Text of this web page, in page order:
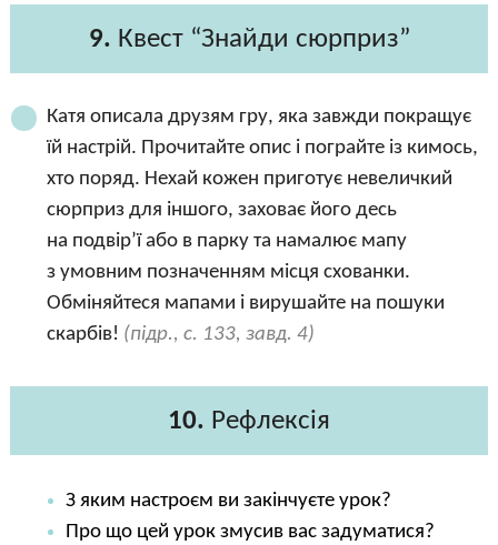
9. Квест “Знайди сюрприз”
Катя описала друзям гру, яка завжди покращує
їй настрій. Прочитайте опис і пограйте із кимось,
хто поряд. Нехай кожен приготує невеличкий
сюрприз для іншого, заховає його десь
на подвір’ї або в парку та намалює мапу
з умовним позначенням місця схованки.
Обміняйтеся мапами і вирушайте на пошуки
скарбів! (підр., с. 133, завд. 4)
10. Рефлексія
З яким настроєм ви закінчуєте урок?
Про що цей урок змусив вас задуматися?